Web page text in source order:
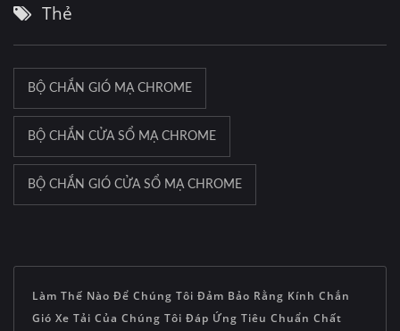
Thẻ
BỘ CHẮN GIÓ MẠ CHROME
BỘ CHẮN CỬA SỔ MẠ CHROME
BỘ CHẮN GIÓ CỬA SỔ MẠ CHROME
Làm Thế Nào Để Chúng Tôi Đảm Bảo Rằng Kính Chắn
Gió Xe Tải Của Chúng Tôi Đáp Ứng Tiêu Chuẩn Chất